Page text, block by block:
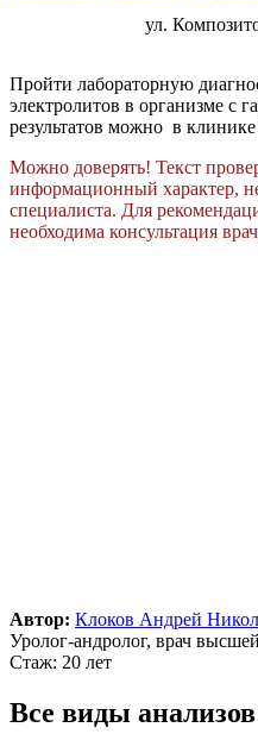
ул.
Пройти лабораторную
электролитов в организме с
результатов можно в клинике
Можно доверять! Текст
информационный характер,
специалиста. Для
необходима консультация
Автор: Клоков Андрей
Уролог-андролог, врач
Стаж: 20 лет
Все виды